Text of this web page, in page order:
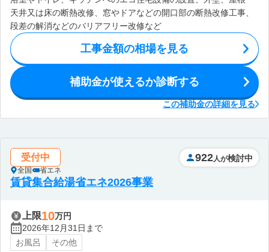
天井又は床の断熱改修、窓やドアなどの開口部の断熱改修工事、
段差の解消などのバリアフリー改修など
工事金額の相場を見る
補助金が使えるか診断する
この補助金の詳細を見る
受付中
全国 省エネ
922 人が検討中
賃貸集合給湯省エネ2026事業
上限10万円
2026年12月31日まで
お風呂
その他